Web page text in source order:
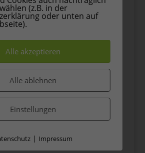
Foto wird in einen
geklebt oder als kleine
Geschenk mit Erinnerungswert,
(z.B. in der
oder unten auf
Alle akzeptieren
Alle ablehnen
Einstellungen
| Impressum